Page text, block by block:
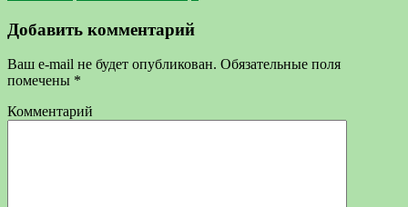
Добавить комментарий
Ваш e-mail не будет опубликован. Обязательные поля
помечены *
Комментарий